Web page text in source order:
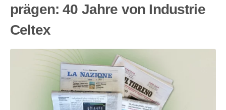
prägen: 40 Jahre von Industrie
Celtex